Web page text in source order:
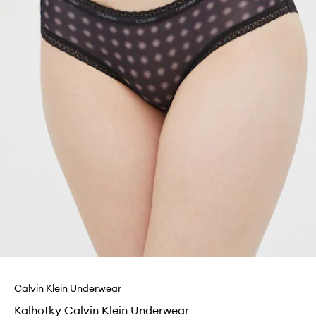
Calvin Klein Underwear
Kalhotky Calvin Klein Underwear